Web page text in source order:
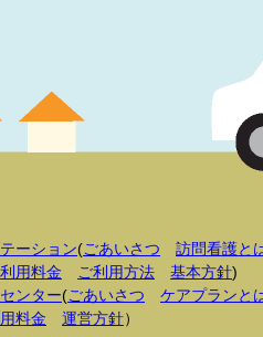
ーション(ごあいさつ
訪問看護と
用料金 ご利用方法 基本方針)
ンター(ごあいさつ
ケアプランと
料金 運営方針）